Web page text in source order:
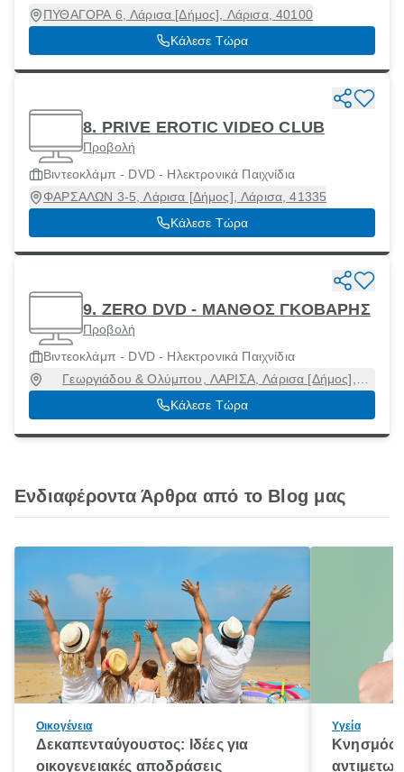
ΠΥΘΑΓΟΡΑ 6, Λάρισα [Δήμος], Λάρισα, 40100
Κάλεσε Τώρα
8. PRIVE EROTIC VIDEO CLUB
Προβολή
Βιντεοκλάμπ - DVD - Ηλεκτρονικά Παιχνίδια
ΦΑΡΣΑΛΩΝ 3-5, Λάρισα [Δήμος], Λάρισα, 41335
Κάλεσε Τώρα
9. ZERO DVD - ΜΑΝΘΟΣ ΓΚΟΒΑΡΗΣ
Προβολή
Βιντεοκλάμπ - DVD - Ηλεκτρονικά Παιχνίδια
Γεωργιάδου & Ολύμπου, ΛΑΡΙΣΑ, Λάρισα [Δήμος],
Λάρισα, 41221
Κάλεσε Τώρα
Ενδιαφέροντα Άρθρα από το Blog μας
Οικογένεια
Δεκαπενταύγουστος: Ιδέες για
οικογενειακές αποδράσεις
Υγεία
Κνησμός: